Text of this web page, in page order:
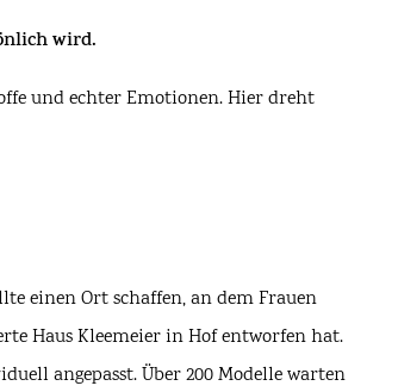
wird.
und echter Emotionen. Hier dreht
einen Ort schaffen, an dem Frauen
Haus Kleemeier in Hof entworfen hat.
angepasst. Über 200 Modelle warten